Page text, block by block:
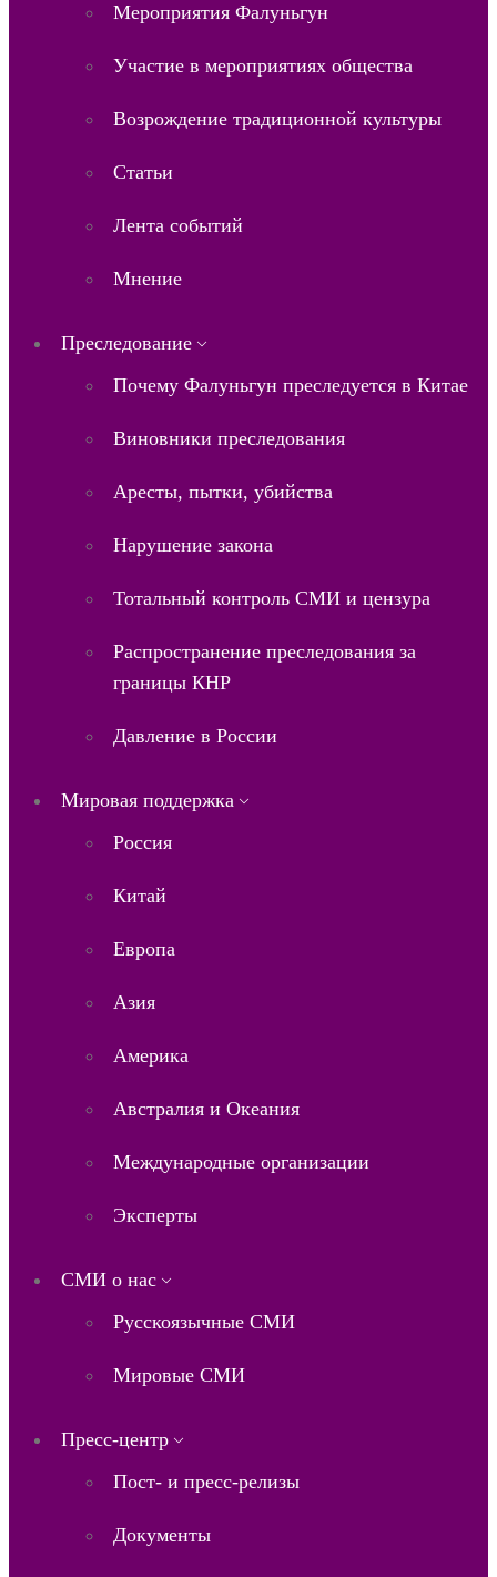
Мероприятия Фалуньгун
Участие в мероприятиях общества
Возрождение традиционной культуры
Статьи
Лента событий
Мнение
Преследование
Почему Фалуньгун преследуется в Китае
Виновники преследования
Аресты, пытки, убийства
Нарушение закона
Тотальный контроль СМИ и цензура
Распространение преследования за
границы КНР
Давление в России
Мировая поддержка
Россия
Китай
Европа
Азия
Америка
Австралия и Океания
Международные организации
Эксперты
СМИ о нас
Русскоязычные СМИ
Мировые СМИ
Пресс-центр
Пост- и пресс-релизы
Документы